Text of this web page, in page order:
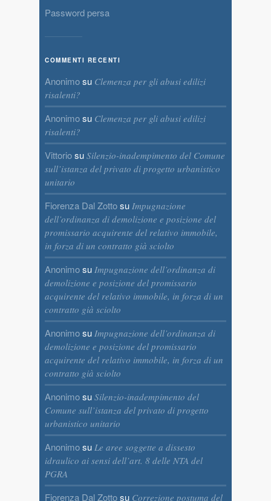
Password persa
COMMENTI RECENTI
Anonimosu Clemenza per gli abusi edilizi
risalenti?
Anonimosu Clemenza per gli abusi edilizi
risalenti?
Vittoriosu Silenzio-inadempimento del Comune
sull’istanza del privato di progetto urbanistico
unitario
Fiorenza Dal Zottosu Impugnazione
dell’ordinanza di demolizione e posizione del
promissario acquirente del relativo immobile,
in forza di un contratto già sciolto
Anonimosu Impugnazione dell’ordinanza di
demolizione e posizione del promissario
acquirente del relativo immobile, in forza di un
contratto già sciolto
Anonimosu Impugnazione dell’ordinanza di
demolizione e posizione del promissario
acquirente del relativo immobile, in forza di un
contratto già sciolto
Anonimosu Silenzio-inadempimento del
Comune sull’istanza del privato di progetto
urbanistico unitario
Anonimosu Le aree soggette a dissesto
idraulico ai sensi dell’art. 8 delle NTA del
PGRA
Fiorenza Dal Zottosu Correzione postuma del